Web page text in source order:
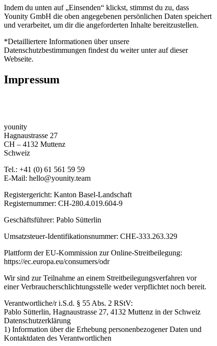
Indem du unten auf „Einsenden“ klickst, stimmst du zu, dass
Younity GmbH die oben angegebenen persönlichen Daten speichert
und verarbeitet, um dir die angeforderten Inhalte bereitzustellen.
*Detailliertere Informationen über unsere
Datenschutzbestimmungen findest du weiter unter auf dieser
Webseite.
Impressum
younity
Hagnaustrasse 27
CH – 4132 Muttenz
Schweiz
Tel.: +41 (0) 61 561 59 59
E-Mail: hello@younity.team
Registergericht: Kanton Basel-Landschaft
Registernummer: CH-280.4.019.604-9
Geschäftsführer: Pablo Sütterlin
Umsatzsteuer-Identifikationsnummer: CHE-333.263.329
Plattform der EU-Kommission zur Online-Streitbeilegung:
https://ec.europa.eu/consumers/odr
Wir sind zur Teilnahme an einem Streitbeilegungsverfahren vor
einer Verbraucherschlichtungsstelle weder verpflichtet noch bereit.
Verantwortliche/r i.S.d. § 55 Abs. 2 RStV:
Pablo Sütterlin, Hagnaustrasse 27, 4132 Muttenz in der Schweiz
Datenschutzerklärung
1) Information über die Erhebung personenbezogener Daten und
Kontaktdaten des Verantwortlichen